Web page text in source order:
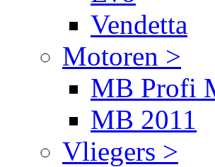
Vendetta
Motoren >
MB Profi
MB 2011
Vliegers >